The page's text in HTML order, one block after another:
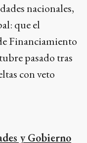
nacionales,
que el
Financiamiento
pasado tras
con veto
y Gobierno